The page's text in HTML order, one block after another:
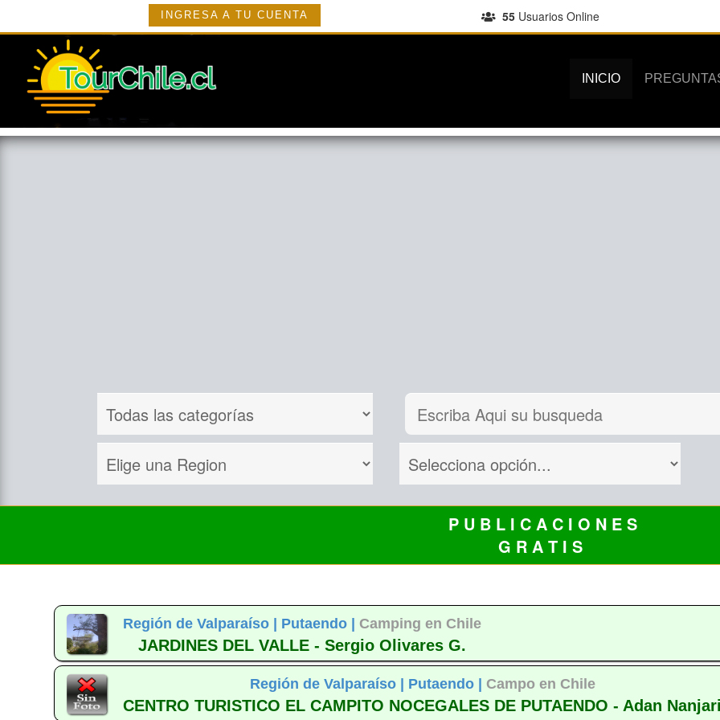
INGRESA A TU CUENTA 55Usuarios Online
INICIO
P U B L I C A C I O N E S
G R A T I S
Región de Valparaíso | Putaendo |Camping en Chile
JARDINES DEL VALLE - Sergio Olivares G.
Región de Valparaíso | Putaendo | Campo en Chile
CENTRO TURISTICO EL CAMPITO NOCEGALES DE PUTAENDO - Adan